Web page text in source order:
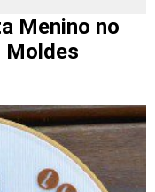
Menino no
Moldes